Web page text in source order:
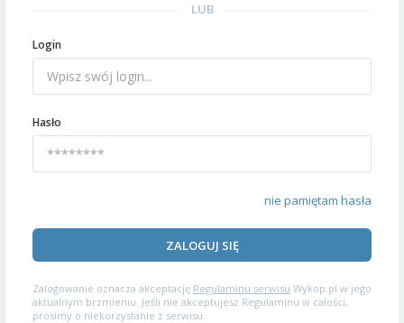
LUB
Login
Hasło
nie pamiętam hasła
ZALOGUJ SIĘ
Zalogowanie oznacza akceptację Regulaminu serwisu Wykop.pl w jego
aktualnym brzmieniu. Jeśli nie akceptujesz Regulaminu w całości,
prosimy o niekorzystanie z serwisu.